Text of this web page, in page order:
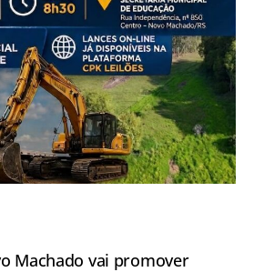
Machado vai promover